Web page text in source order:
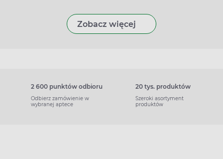
Zobacz więcej
2 600 punktów odbioru
Odbierz zamówienie w
wybranej aptece
20 tys. produktów
Szeroki asortyment
produktów